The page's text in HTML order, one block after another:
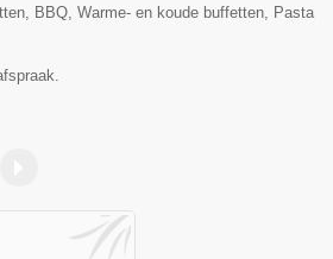
BBQ, Warme- en koude buffetten, Pasta